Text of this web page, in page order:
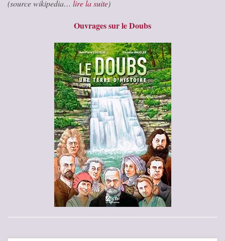
(source wikipedia… lire la suite)
Ouvrages sur le Doubs